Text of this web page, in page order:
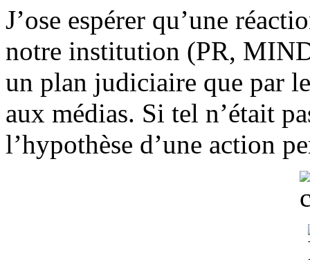
J’ose espérer qu’une
notre institution (PR,
un plan judiciaire que par
aux médias. Si tel n’était
l’hypothèse d’une action